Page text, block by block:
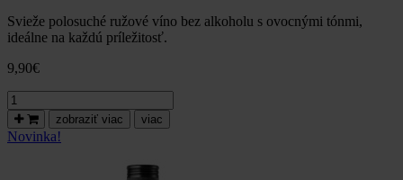
Svieže polosuché ružové víno bez alkoholu s ovocnými tónmi,
ideálne na každú príležitosť.
9,90€
množstvo
Liora
ružové
dealkoholizované
zobraziť viac viac
Novinka!